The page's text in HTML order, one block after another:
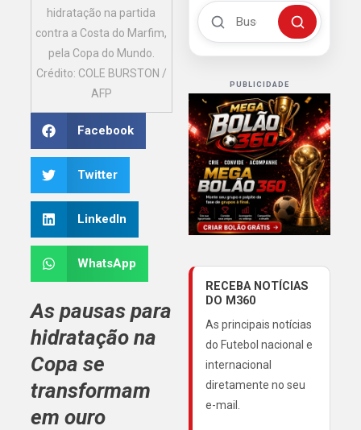
hidratação na partida
contra a Costa do Marfim,
pela Copa do Mundo.
Crédito: COLE BURSTON /
AFP
Facebook
Twitter
LinkedIn
WhatsApp
As pausas para
hidratação na
Copa se
transformam
em ouro
Buscar no Mengão 360
Buscar
PUBLICIDADE
RECEBA NOTÍCIAS
DO M360
As principais notícias
do Futebol nacional e
internacional
diretamente no seu
e-mail.